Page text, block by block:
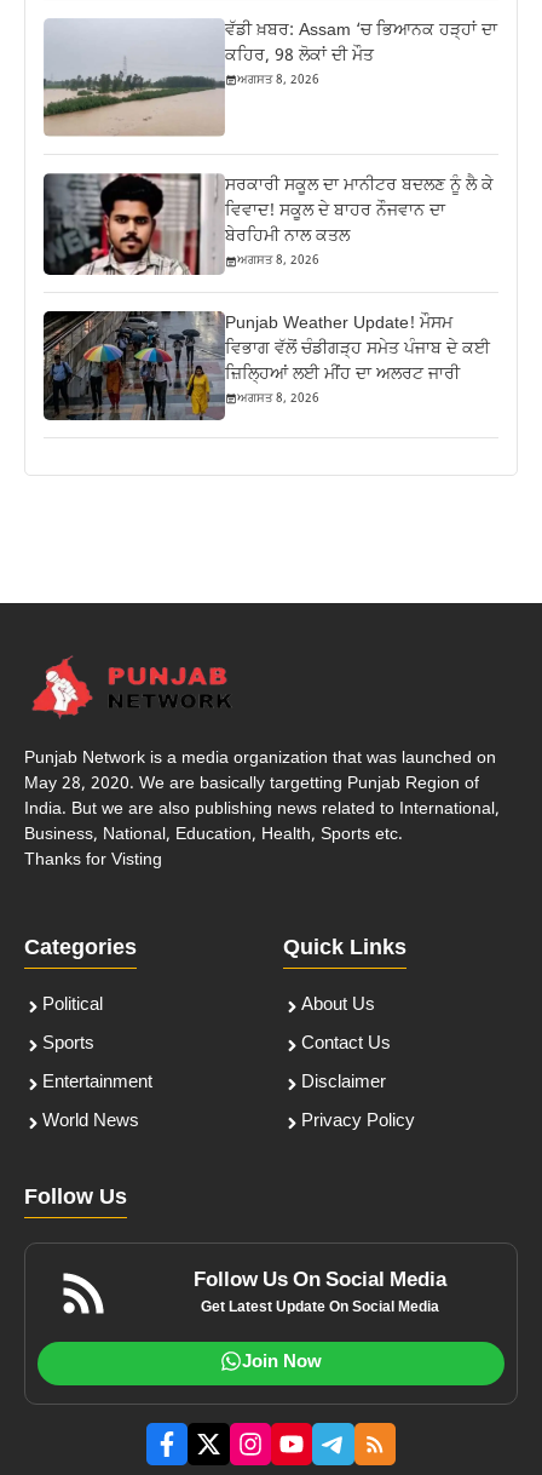
ਵੱਡੀ ਖ਼ਬਰ: Assam ‘ਚ ਭਿਆਨਕ ਹੜ੍ਹਾਂ ਦਾ
ਕਹਿਰ, 98 ਲੋਕਾਂ ਦੀ ਮੌਤ
ਅਗਸਤ 8, 2026
ਸਰਕਾਰੀ ਸਕੂਲ ਦਾ ਮਾਨੀਟਰ ਬਦਲਣ ਨੂੰ ਲੈ ਕੇ
ਵਿਵਾਦ! ਸਕੂਲ ਦੇ ਬਾਹਰ ਨੌਜਵਾਨ ਦਾ
ਬੇਰਹਿਮੀ ਨਾਲ ਕਤਲ
ਅਗਸਤ 8, 2026
Punjab Weather Update! ਮੌਸਮ
ਵਿਭਾਗ ਵੱਲੋਂ ਚੰਡੀਗੜ੍ਹ ਸਮੇਤ ਪੰਜਾਬ ਦੇ ਕਈ
ਜ਼ਿਲ੍ਹਿਆਂ ਲਈ ਮੀਂਹ ਦਾ ਅਲਰਟ ਜਾਰੀ
ਅਗਸਤ 8, 2026
Punjab Network is a media organization that was launched on
May 28, 2020. We are basically targetting Punjab Region of
India. But we are also publishing news related to International,
Business, National, Education, Health, Sports etc.
Thanks for Visting
Categories
Political
Sports
Entertainment
World News
Quick Links
About Us
Contact Us
Disclaimer
Privacy Policy
Follow Us
Follow Us On Social Media
Get Latest Update On Social Media
Join Now